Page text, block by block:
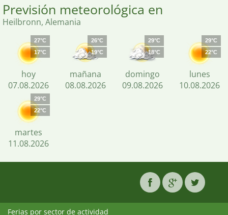
Previsión meteorológica en
Heilbronn, Alemania
27°C
17°C
hoy
07.08.2026
26°C
19°C
mañana
08.08.2026
29°C
18°C
domingo
09.08.2026
29°C
22°C
lunes
10.08.2026
29°C
22°C
martes
11.08.2026
Ferias por sector de actividad